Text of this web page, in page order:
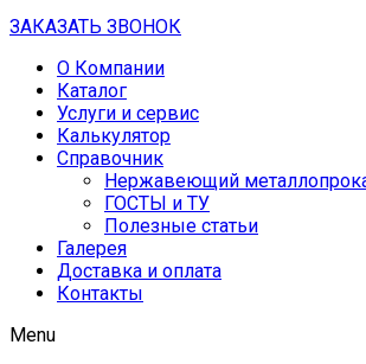
ЗАКАЗАТЬ ЗВОНОК
О Компании
Каталог
Услуги и сервис
Калькулятор
Справочник
Нержавеющий
ГОСТЫ и ТУ
Полезные статьи
Галерея
Доставка и оплата
Контакты
Menu